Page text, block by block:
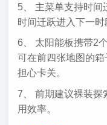
5、 主菜单支持时间
时间迁跃进入下一时
6、 太阳能板携带2
可在前四张地图的
担心卡关。
7、 前期建议裸装探
用效率。